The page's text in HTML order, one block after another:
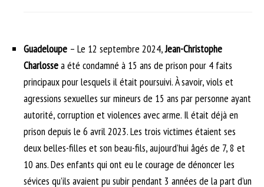
Guadeloupe – Le 12 septembre 2024,Jean-Christophe
Charlossea été condamné à 15 ans de prison pour 4 faits
principaux pour lesquels il était poursuivi. À savoir, viols et
agressions sexuelles sur mineurs de 15 ans par personne ayant
autorité, corruption et violences avec arme. Il était déjà en
prison depuis le 6 avril 2023. Les trois victimes étaient ses
deux belles-filles et son beau-fils, aujourd’hui âgés de 7, 8 et
10 ans. Des enfants qui ont eu le courage de dénoncer les
sévices qu’ils avaient pu subir pendant 3 années de la part d’un